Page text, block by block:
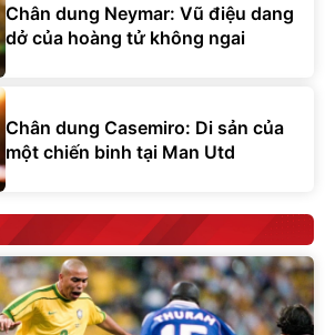
Chân dung Neymar: Vũ điệu dang
dở của hoàng tử không ngai
Chân dung Casemiro: Di sản của
một chiến binh tại Man Utd